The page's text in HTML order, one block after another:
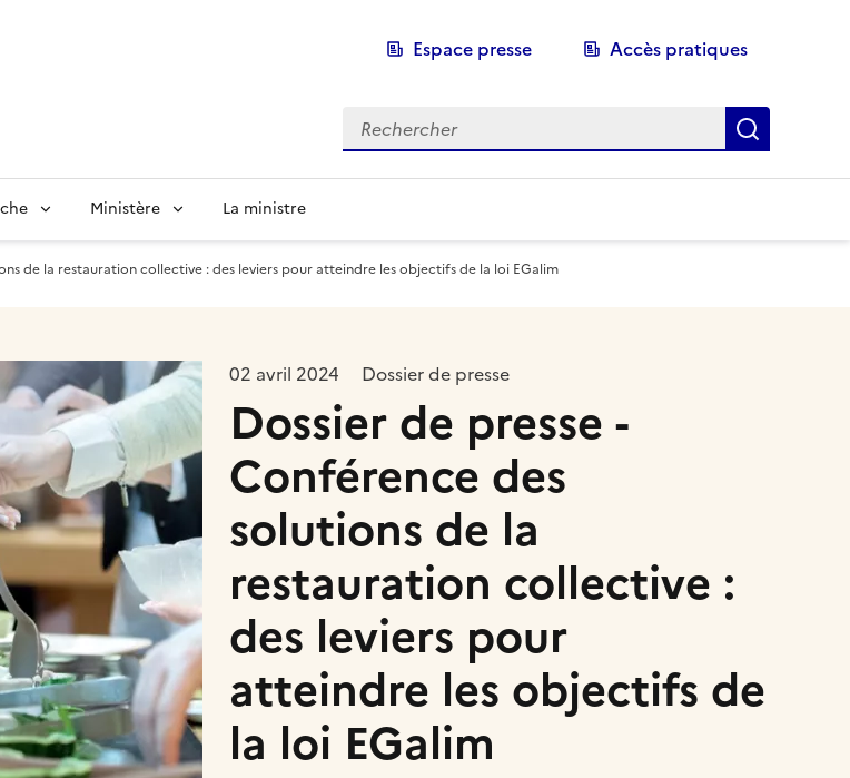
Espace presse Accès pratiques
Recherche
Ministère La ministre
de la restauration collective : des leviers pour atteindre les objectifs de la loi EGalim
02 avril 2024 Dossier de presse
Dossier de presse -
Conférence des
solutions de la
restauration collective :
des leviers pour
atteindre les objectifs de
la loi EGalim